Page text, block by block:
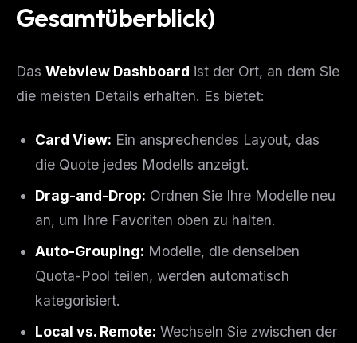
Gesamtüberblick)
Das Webview Dashboard ist der Ort, an dem Sie
die meisten Details erhalten. Es bietet:
Card View: Ein ansprechendes Layout, das
die Quote jedes Modells anzeigt.
Drag-and-Drop: Ordnen Sie Ihre Modelle neu
an, um Ihre Favoriten oben zu halten.
Auto-Grouping: Modelle, die denselben
Quota-Pool teilen, werden automatisch
kategorisiert.
Local vs. Remote: Wechseln Sie zwischen der